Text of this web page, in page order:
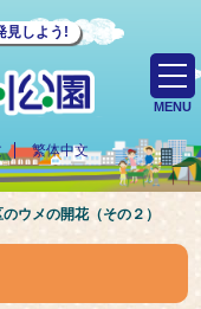
見しよう!
繁体中文
MENU
ウメの開花（その２）